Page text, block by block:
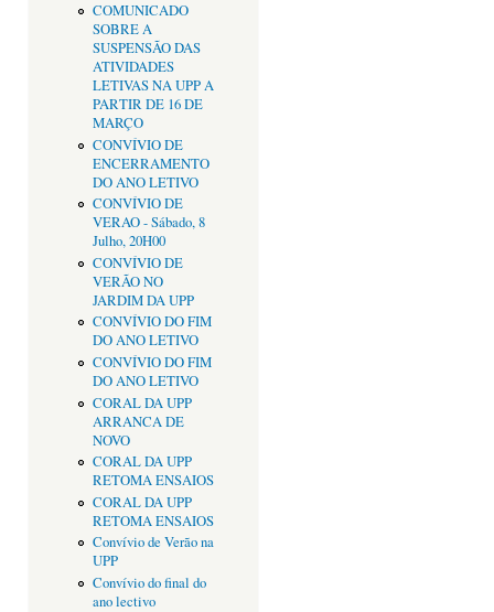
COMUNICADO
SOBRE A
SUSPENSÃO DAS
ATIVIDADES
LETIVAS NA UPP A
PARTIR DE 16 DE
MARÇO
CONVÍVIO DE
ENCERRAMENTO
DO ANO LETIVO
CONVÍVIO DE
VERAO - Sábado, 8
Julho, 20H00
CONVÍVIO DE
VERÃO NO
JARDIM DA UPP
CONVÍVIO DO FIM
DO ANO LETIVO
CONVÍVIO DO FIM
DO ANO LETIVO
CORAL DA UPP
ARRANCA DE
NOVO
CORAL DA UPP
RETOMA ENSAIOS
CORAL DA UPP
RETOMA ENSAIOS
Convívio de Verão na
UPP
Convívio do final do
ano lectivo